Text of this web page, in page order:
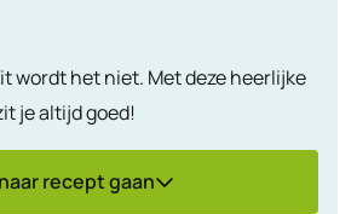
wordt het niet. Met deze heerlijke
je altijd goed!
naar recept gaan